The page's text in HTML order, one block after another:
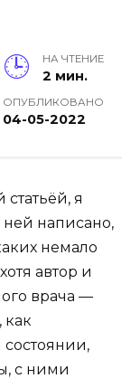
НА ЧТЕНИЕ
2 мин.
ОПУБЛИКОВАНО
04-05-2022
я
ней написано,
немало
автор и
врача —
как
с ними